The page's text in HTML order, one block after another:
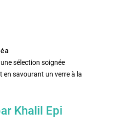
& horaires
sélection soignée
en savourant un verre à la
Khalil Epi